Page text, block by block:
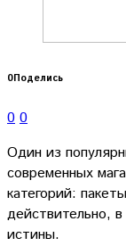
0Поделись
0 0
Один из
современных
категорий:
действительно,
истины.